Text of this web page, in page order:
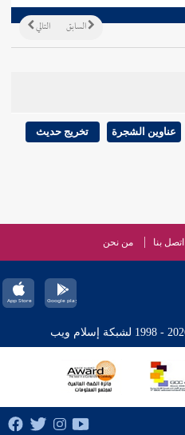
التالي السابق
عناوين الشجرة تخريج حديث
اتصل بنا من نحن